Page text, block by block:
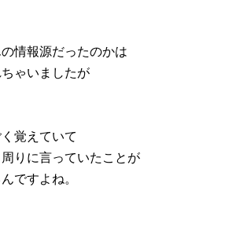
情報源だったのかは
ゃいましたが
覚えていて
りに言っていたことが
ですよね。